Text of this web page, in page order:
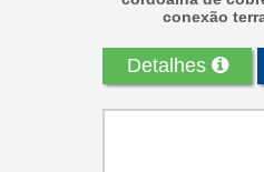
conexão
Detalhes